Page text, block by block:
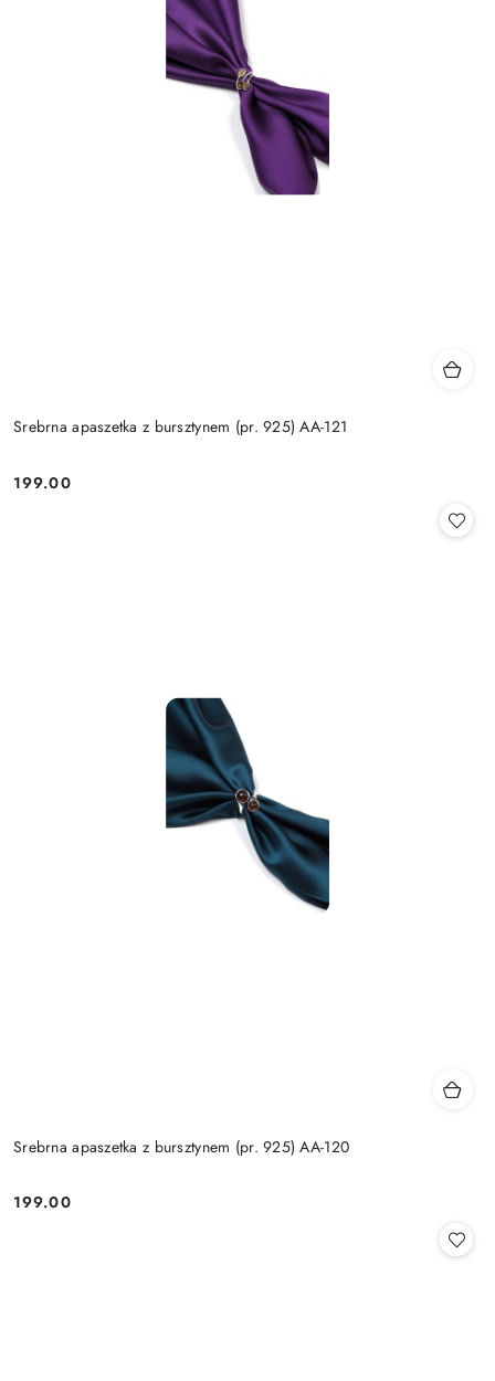
Srebrna apaszetka z bursztynem (pr. 925) AA-121
Cena:
199.00
Srebrna apaszetka z bursztynem (pr. 925) AA-120
Cena:
199.00